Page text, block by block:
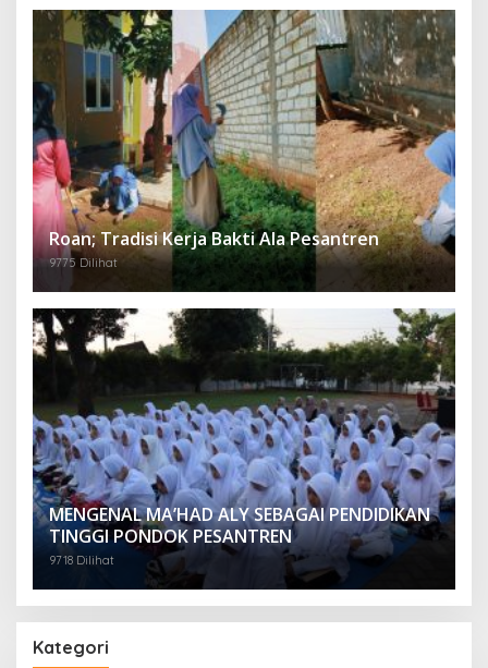
Roan; Tradisi Kerja Bakti Ala Pesantren
9775 Dilihat
MENGENAL MA’HAD ALY SEBAGAI PENDIDIKAN
TINGGI PONDOK PESANTREN
9718 Dilihat
Kategori